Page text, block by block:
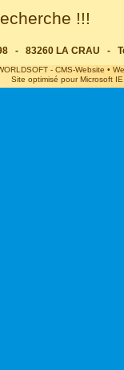
!!!
- 83260 LA CRAU -
- CMS-Website •
Site optimisé pour Microsoft